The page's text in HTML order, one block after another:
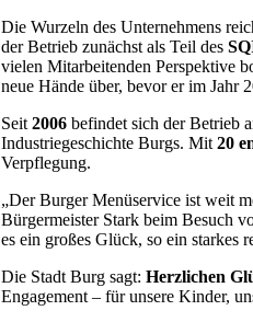
Die Wurzeln des Unternehmens
der Betrieb zunächst als Teil des
vielen Mitarbeitenden Perspektive
neue Hände über, bevor er im Jahr
Seit 2006 befindet sich der Betrieb
Industriegeschichte Burgs. Mit 20
Verpflegung.
„Der Burger Menüservice ist weit
Bürgermeister Stark beim Besuch
es ein großes Glück, so ein starkes
Die Stadt Burg sagt: Herzlichen
Engagement – für unsere Kinder,